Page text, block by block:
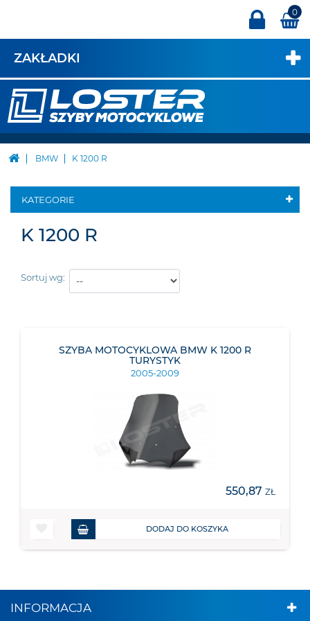
0
ZAKŁADKI
BMW K 1200 R
KATEGORIE
K 1200 R
Sortuj wg:
SZYBA MOTOCYKLOWA BMW K 1200 R
TURYSTYK
2005-2009
550,87 ZŁ
DODAJ DO KOSZYKA
INFORMACJA